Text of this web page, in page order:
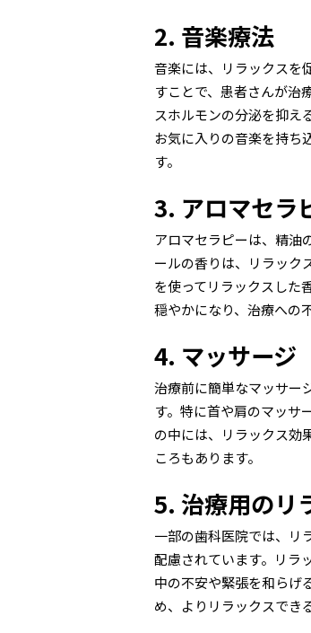
2. 音楽療法
音楽には、リラックスを
すことで、患者さんが治
スホルモンの分泌を抑え
お気に入りの音楽を持ち
す。
3. アロマセラ
アロマセラピーは、精油
ールの香りは、リラック
を使ってリラックスした
穏やかになり、治療への
4. マッサージ
治療前に簡単なマッサー
す。特に首や肩のマッサ
の中には、リラックス効
ころもあります。
5. 治療用のリ
一部の歯科医院では、リ
配慮されています。リラ
中の不安や緊張を和らげ
め、よりリラックスでき